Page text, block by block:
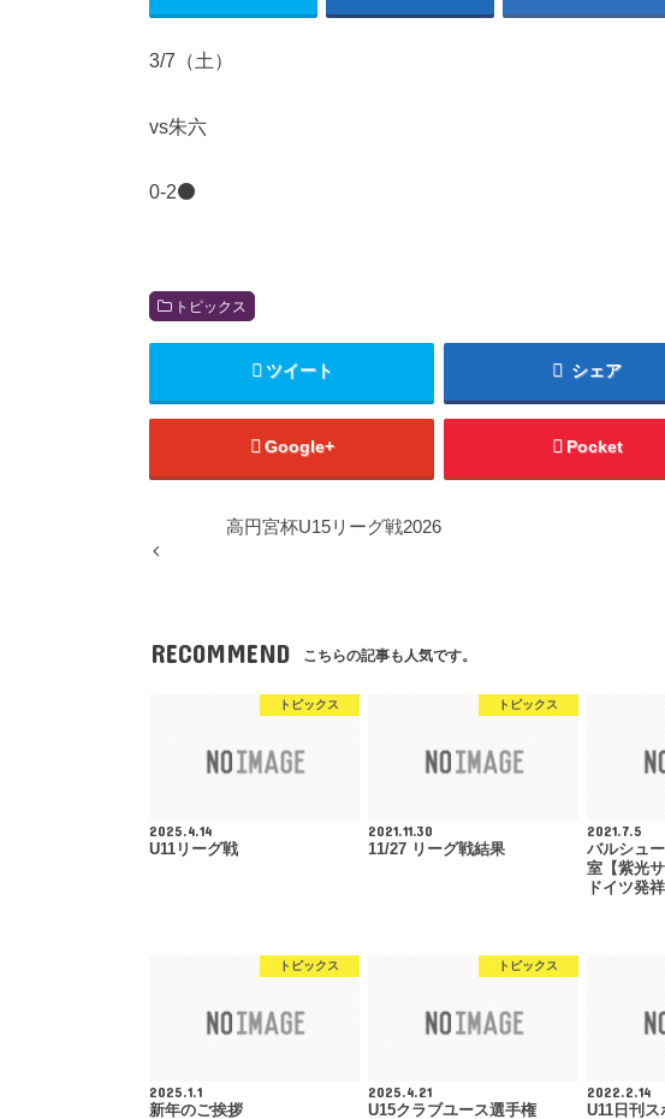
3/7（土）
vs朱六
0-2⚫️
トピックス
ツイート シェア
Google+ Pocket
高円宮杯U15リーグ戦2026
RECOMMEND こちらの記事も人気です。
トピックス
2025.4.14
U11リーグ戦
トピックス
2021.11.30
11/27 リーグ戦結果
2021.7.5
バルシュ
室【紫光
ドイツ発祥
トピックス
2025.1.1
新年のご挨拶
トピックス
2025.4.21
U15クラブユース選手権
2022.2.14
U11日刊